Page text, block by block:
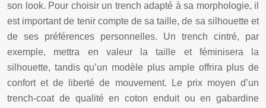
son look. Pour choisir un trench adapté à sa morphologie, il
est important de tenir compte de sa taille, de sa silhouette et
de ses préférences personnelles. Un trench cintré, par
exemple, mettra en valeur la taille et féminisera la
silhouette, tandis qu’un modèle plus ample offrira plus de
confort et de liberté de mouvement. Le prix moyen d’un
trench-coat de qualité en coton enduit ou en gabardine